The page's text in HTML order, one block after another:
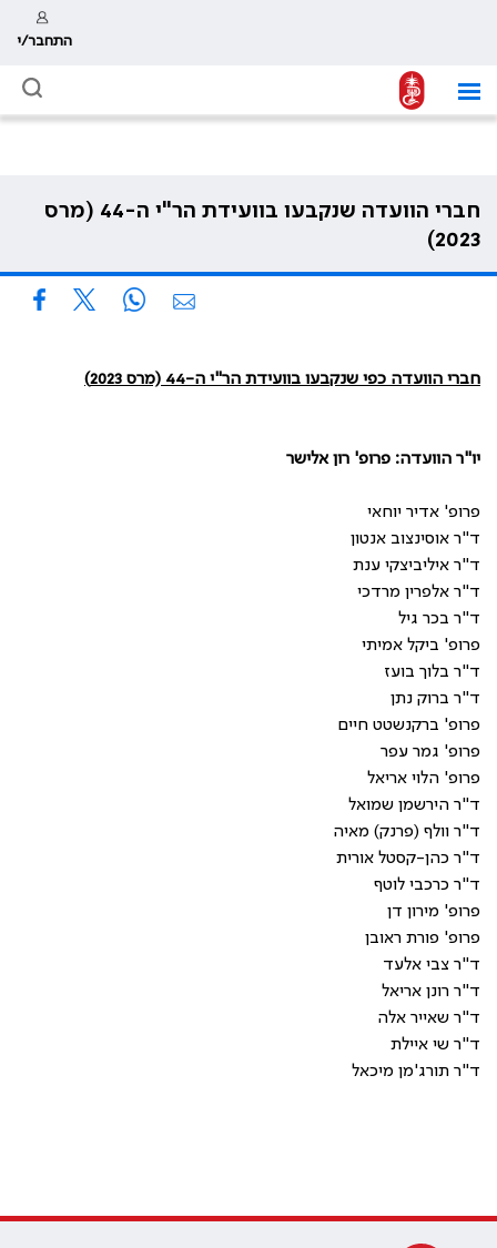
התחבר/י
חברי הוועדה שנקבעו בוועידת הר"י ה-44 (מרס
2023)
חברי הוועדה כפי שנקבעו בוועידת הר"י ה-44 (מרס 2023)
יו"ר הוועדה: פרופ' רון אלישר
פרופ' אדיר יוחאי
ד"ר אוסינצוב אנטון
ד"ר איליביצקי ענת
ד"ר אלפרין מרדכי
ד"ר בכר גיל
פרופ' ביקל אמיתי
ד"ר בלוך בועז
ד"ר ברוק נתן
פרופ' ברקנשטט חיים
פרופ' גמר עפר
פרופ' הלוי אריאל
ד"ר הירשמן שמואל
ד"ר וולף (פרנק) מאיה
ד"ר כהן-קסטל אורית
ד"ר כרכבי לוטף
פרופ' מירון דן
פרופ' פורת ראובן
ד"ר צבי אלעד
ד"ר רונן אריאל
ד"ר שאייר אלה
ד"ר שי איילת
ד"ר תורג'מן מיכאל